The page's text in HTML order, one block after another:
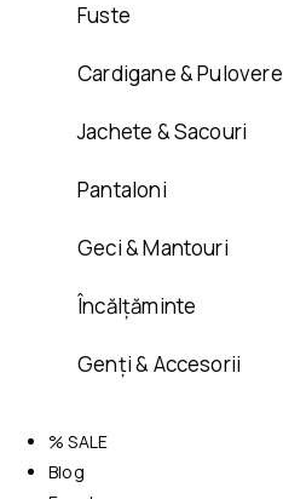
Fuste
Cardigane & Pulovere
Jachete & Sacouri
Pantaloni
Geci & Mantouri
Încălțăminte
Genți & Accesorii
% SALE
Blog